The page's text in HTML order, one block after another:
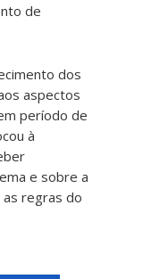
de
dos
aspectos
período de
à
e sobre a
regras do